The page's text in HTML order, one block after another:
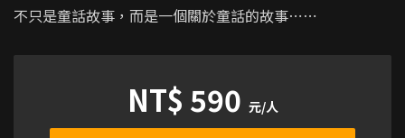
不只是童話故事，而是一個關於童話的故事⋯⋯
NT$ 590 元/人